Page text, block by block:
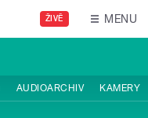
ŽIVĚ MENU
AUDIOARCHIV KAMERY